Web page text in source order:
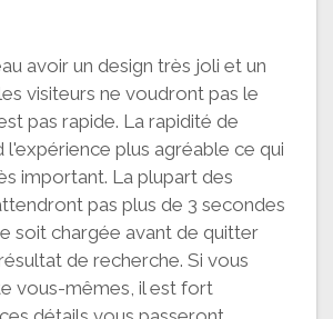
avoir un design très joli et un
visiteurs ne voudront pas le
pas rapide. La rapidité de
plus agréable ce qui
important. La plupart des
pas plus de 3 secondes
soit chargée avant de quitter
de recherche. Si vous
vous-mêmes, il est fort